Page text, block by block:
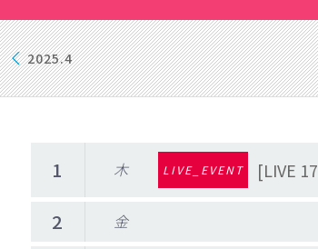
2025.4
1 木 LIVE_EVENT [LIVE
2 金